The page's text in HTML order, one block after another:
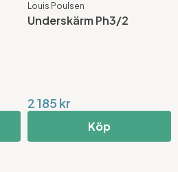
Louis Poulsen
Underskärm Ph3/2
2 185 kr
Köp